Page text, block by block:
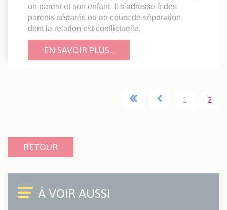
un parent et son enfant. Il s’adresse à des
parents séparés ou en cours de séparation,
dont la relation est conflictuelle.
EN SAVOIR PLUS...
1 2
RETOUR